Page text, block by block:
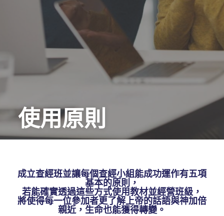
使用原則
成立查經班並讓每個查經小組能成功運作有五項
基本的原則，
若能確實透過這些方式使用教材並經營班級，
將使得每一位參加者更了解上帝的話語與神加倍
親近，生命也能獲得轉變。